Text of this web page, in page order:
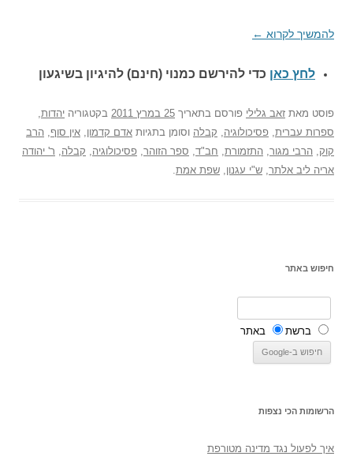
להמשיך לקרוא ←
לחץ כאן כדי להירשם כמנוי (חינם) להיגיון בשיגעון
פוסט מאת זאב גלילי פורסם בתאריך 25 במרץ 2011 בקטגוריה יהדות
ספרות עברית פסיכולוגיה קבלה וסומן בתגיות אדם קדמון אין סוף הרב
קוק הרבי מגור התזמורת חב"ד ספר הזוהר פסיכולוגיה קבלה
ר' יהודה
אריה ליב אלתר ש"י עגנון שפת אמת
חיפוש באתר
ברשת באתר
הרשומות הכי נצפות
איך לפעול נגד מדינה מטורפת